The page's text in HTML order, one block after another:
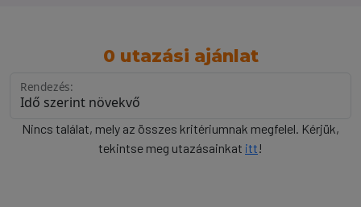
0 utazási ajánlat
Rendezés:
Nincs találat, mely az összes kritériumnak megfelel. Kérjük,
tekintse meg utazásainkat itt!